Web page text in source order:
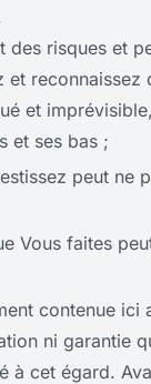
des risques et
et reconnaissez
et
et ses bas ;
peut ne
Vous faites
contenue
ni garantie
à cet égard.